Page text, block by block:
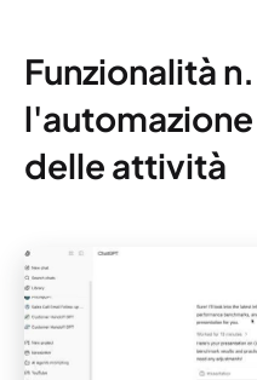
Funzionalità
delle attività